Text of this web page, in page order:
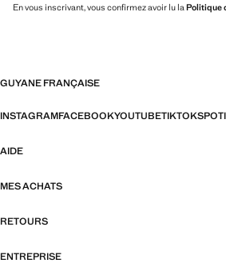
En vous inscrivant, vous confirmez avoir lu la Politique
GUYANE FRANÇAISE
INSTAGRAMFACEBOOKYOUTUBETIKTOK
AIDE
MES ACHATS
RETOURS
ENTREPRISE